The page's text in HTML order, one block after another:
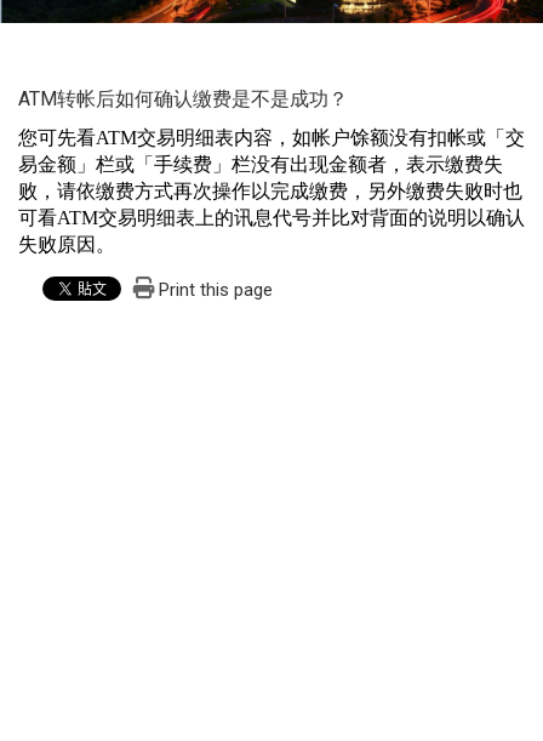
ATM转帐后如何确认缴费是不是成功？
您可先看ATM交易明细表内容，如帐户馀额没有扣帐或「交
易金额」栏或「手续费」栏没有出现金额者，表示缴费失
败，请依缴费方式再次操作以完成缴费，另外缴费失败时也
可看ATM交易明细表上的讯息代号并比对背面的说明以确认
失败原因。
Print this page